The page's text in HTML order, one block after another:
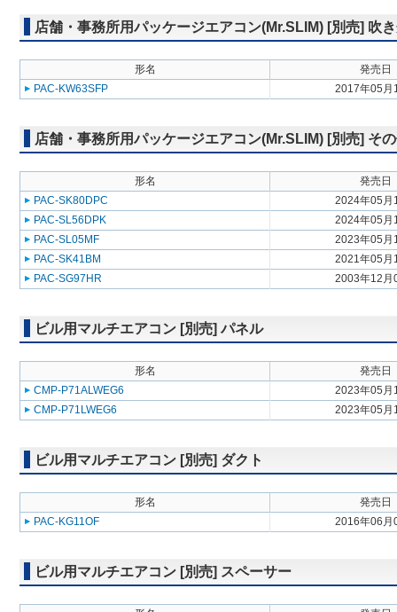
店舗・事務所用パッケージエアコン(Mr.SLIM) [別売] 吹
形名
発売日
PAC-KW63SFP
2017年05月
店舗・事務所用パッケージエアコン(Mr.SLIM) [別売] そ
形名
発売日
PAC-SK80DPC
2024年05月
PAC-SL56DPK
2024年05月
PAC-SL05MF
2023年05月
PAC-SK41BM
2021年05月
PAC-SG97HR
2003年12月
ビル用マルチエアコン [別売] パネル
形名
発売日
CMP-P71ALWEG6
2023年05月
CMP-P71LWEG6
2023年05月
ビル用マルチエアコン [別売] ダクト
形名
発売日
PAC-KG11OF
2016年06月
ビル用マルチエアコン [別売] スペーサー